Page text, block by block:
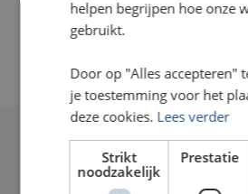
helpen begrijpen hoe onze
gebruikt.
Door op "Alles accepteren"
je toestemming voor het
deze cookies. Lees verder
Strikt
noodzakelijk
Prestatie